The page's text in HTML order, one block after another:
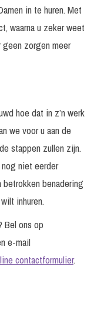
in te huren. Met
waarna u zeker weet
zorgen meer
hoe dat in z’n werk
we voor u aan de
stappen zullen zijn.
niet eerder
benadering
inhuren.
Bel ons op
e-mail
contactformulier.